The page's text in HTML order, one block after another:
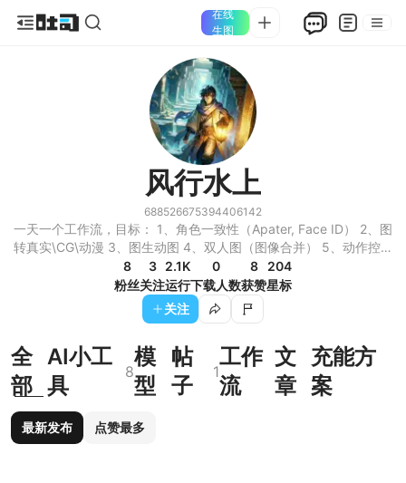
在线
生图
风行水上
688526675394406142
一天一个工作流，目标： 1、角色一致性（Apater, Face ID） 2、图
转真实\CG\动漫 3、图生动图 4、双人图（图像合并） 5、动作控制
6、姓氏图 7、图换动作（动漫角色精准控制）
8
粉丝
3
关注
2.1K
运行
0
下载人数
8
获赞
204
星标
关注
全
部
AI小工
具
8
模
型
帖
子
1
工作
流
文
章
充能方
案
最新发布 点赞最多